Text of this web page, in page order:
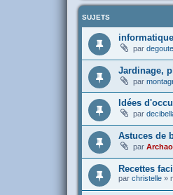
SUJETS
par
Jardinage,
par
Idées
par
Astuces de
par
Recettes
par christelle »